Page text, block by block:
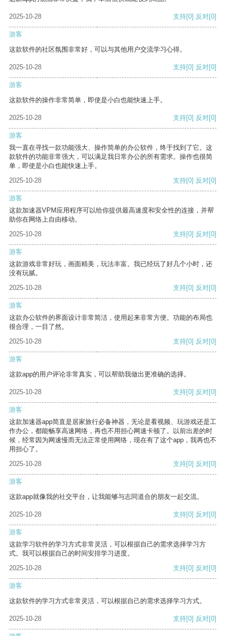
2025-10-28 支持[0] 反对[0]
游客
这款软件的社区氛围非常好，可以与其他用户交流学习心得。
2025-10-28 支持[0] 反对[0]
游客
这款软件的操作非常简单，即使是小白也能快速上手。
2025-10-28 支持[0] 反对[0]
游客
我一直在寻找一款功能强大、操作简单的办公软件，终于找到了它。这
款软件的功能非常强大，可以满足我日常办公的所有需求。操作也很简
单，即使是小白也能快速上手。
2025-10-28
支持[0] 反对[0]
游客
这款加速器VPM应用程序可以给你提供最高速度和安全性的连接，并帮
助你在网络上自由移动。
2025-10-28
支持[0] 反对[0]
游客
这款游戏非常好玩，画面精美，玩法丰富。我已经玩了好几个小时，还
没有玩腻。
2025-10-28
支持[0] 反对[0]
游客
这款办公软件的界面设计非常简洁，使用起来非常方便。功能的布局也
很合理，一目了然。
2025-10-28
支持[0] 反对[0]
游客
这款app的用户评论非常真实，可以帮助我做出更准确的选择。
2025-10-28 支持[0] 反对[0]
游客
这款加速器app简直是居家旅行必备神器，无论是看视频、玩游戏还是工
作办公，都能畅享高速网络，再也不用担心网速卡顿了。以前出差的时
候，经常因为网速慢而无法正常使用网络，现在有了这个app，我再也不
用担心了。
2025-10-28
支持[0] 反对[0]
游客
这款app就像我的社交平台，让我能够与志同道合的朋友一起交流。
2025-10-28 支持[0] 反对[0]
游客
这款学习软件的学习方式非常灵活，可以根据自己的需求选择学习方
式。我可以根据自己的时间安排学习进度。
2025-10-28
支持[0] 反对[0]
游客
这款软件的学习方式非常灵活，可以根据自己的需求选择学习方式。
2025-10-28 支持[0] 反对[0]